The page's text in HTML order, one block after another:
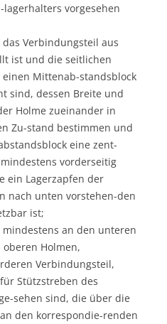
lagerhalters vorgesehen
Verbindungsteil aus
ist und die seitlichen
Mittenab-standsblock
sind, dessen Breite und
Holme zueinander in
Zu-stand bestimmen und
eine zent-
vorderseitig
ein Lagerzapfen der
nach unten vorstehen-den
ist;
an den unteren
Holmen,
Verbindungsteil,
Stützstreben des
sehen sind, die über die
den korrespondie-renden